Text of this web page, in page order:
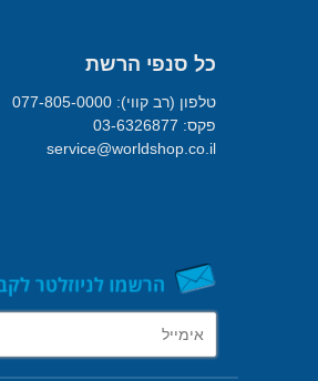
כל סנפי הרשת
טלפון (רב קווי): 077-805-0000
פקס: 03-6326877
service@worldshop.co.il